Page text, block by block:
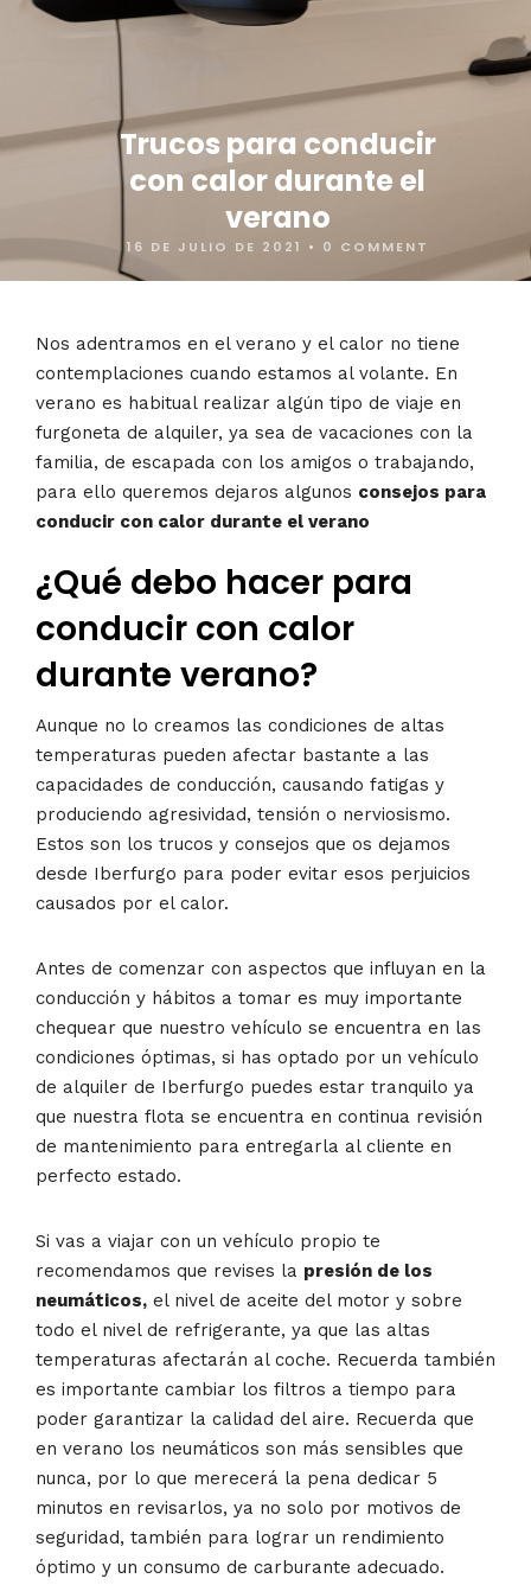
Trucos para conducir
con calor durante el
verano
16 DE JULIO DE 2021 • 0 COMMENT
Nos adentramos en el verano y el calor no tiene
contemplaciones cuando estamos al volante. En
verano es habitual realizar algún tipo de viaje en
furgoneta de alquiler, ya sea de vacaciones con la
familia, de escapada con los amigos o trabajando,
para ello queremos dejaros algunos consejos para
conducir con calor durante el verano
¿Qué debo hacer para
conducir con calor
durante verano?
Aunque no lo creamos las condiciones de altas
temperaturas pueden afectar bastante a las
capacidades de conducción, causando fatigas y
produciendo agresividad, tensión o nerviosismo.
Estos son los trucos y consejos que os dejamos
desde Iberfurgo para poder evitar esos perjuicios
causados por el calor.
Antes de comenzar con aspectos que influyan en la
conducción y hábitos a tomar es muy importante
chequear que nuestro vehículo se encuentra en las
condiciones óptimas, si has optado por un vehículo
de alquiler de Iberfurgo puedes estar tranquilo ya
que nuestra flota se encuentra en continua revisión
de mantenimiento para entregarla al cliente en
perfecto estado.
Si vas a viajar con un vehículo propio te
recomendamos que revises la presión de los
neumáticos, el nivel de aceite del motor y sobre
todo el nivel de refrigerante, ya que las altas
temperaturas afectarán al coche. Recuerda también
es importante cambiar los filtros a tiempo para
poder garantizar la calidad del aire. Recuerda que
en verano los neumáticos son más sensibles que
nunca, por lo que merecerá la pena dedicar 5
minutos en revisarlos, ya no solo por motivos de
seguridad, también para lograr un rendimiento
óptimo y un consumo de carburante adecuado.